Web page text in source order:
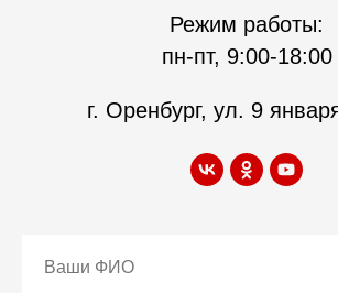
Режим работы:
пн-пт, 9:00-18:00
г. Оренбург, ул. 9